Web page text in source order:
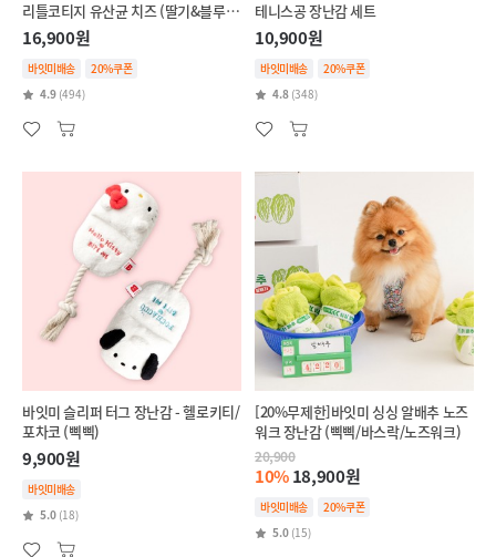
리틀코티지 유산균 치즈 (딸기&블루베
리/단호박&브로콜리)
16,900원
바잇미배송
20%쿠폰
4.9 (494)
테니스공 장난감 세트
10,900원
바잇미배송
20%쿠폰
4.8 (348)
바잇미 슬리퍼 터그 장난감 - 헬로키티/
포차코 (삑삑)
9,900원
바잇미배송
5.0 (18)
[20%무제한]바잇미 싱싱 알배추 노즈
워크 장난감 (삑삑/바스락/노즈워크)
20,900
10%18,900원
바잇미배송
20%쿠폰
5.0 (15)